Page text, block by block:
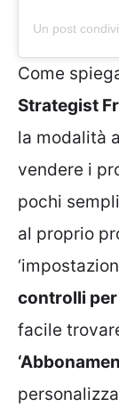
Come
Strategist
la modalità
vendere i
pochi
al proprio
controlli per
facile